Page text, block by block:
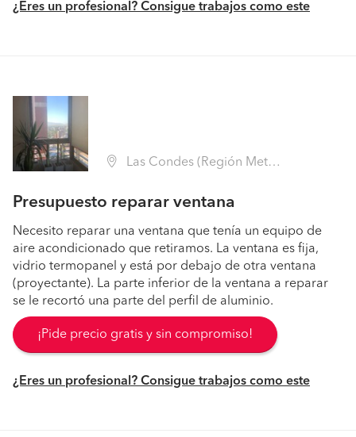
¿Eres un profesional? Consigue trabajos como este
Las Condes (Región Metropolitana - Santiago)
Presupuesto reparar ventana
Necesito reparar una ventana que tenía un equipo de
aire acondicionado que retiramos. La ventana es fija,
vidrio termopanel y está por debajo de otra ventana
(proyectante). La parte inferior de la ventana a reparar
se le recortó una parte del perfil de aluminio.
¡Pide precio gratis y sin compromiso!
¿Eres un profesional? Consigue trabajos como este